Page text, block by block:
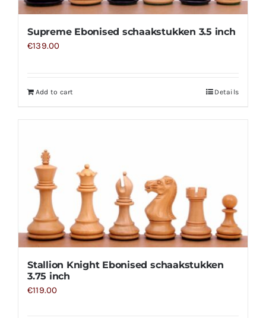
Supreme Ebonised schaakstukken 3.5 inch
€139.00
Add to cart Details
Stallion Knight Ebonised schaakstukken
3.75 inch
€119.00